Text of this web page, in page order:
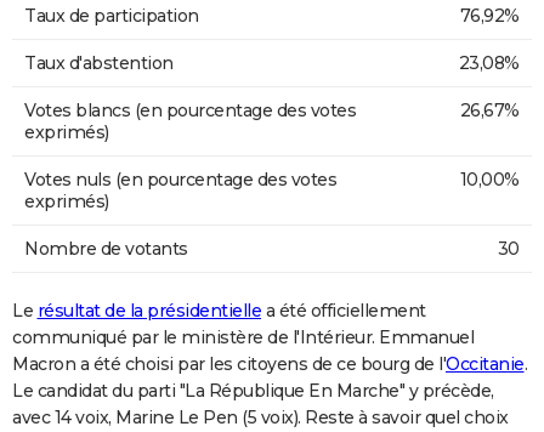
Taux de participation 76,92%
Taux d'abstention 23,08%
Votes blancs (en pourcentage des votes
exprimés)
26,67%
Votes nuls (en pourcentage des votes
exprimés)
10,00%
Nombre de votants 30
Le résultat de la présidentielle a été officiellement
communiqué par le ministère de l'Intérieur. Emmanuel
Macron a été choisi par les citoyens de ce bourg de l'Occitanie.
Le candidat du parti "La République En Marche" y précède,
avec 14 voix, Marine Le Pen (5 voix). Reste à savoir quel choix